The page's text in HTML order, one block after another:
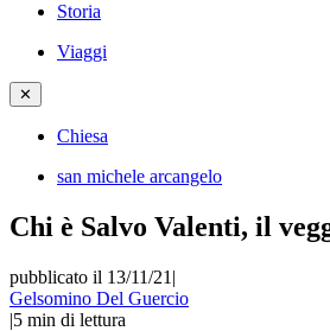
Storia
Viaggi
✕
Chiesa
san michele arcangelo
Chi è Salvo Valenti, il
pubblicato il 13/11/21 |
Gelsomino Del Guercio
|5 min di lettura